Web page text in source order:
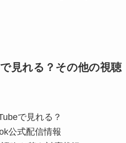
見れる？その他の視聴
で見れる？
公式配信情報